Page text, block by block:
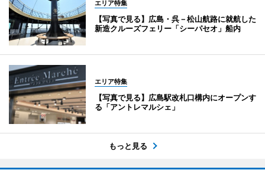
エリア特集
【写真で見る】広島・呉－松山航路に就航した
新造クルーズフェリー「シーパセオ」船内
エリア特集
【写真で見る】広島駅改札口構内にオープンす
る「アントレマルシェ」
もっと見る